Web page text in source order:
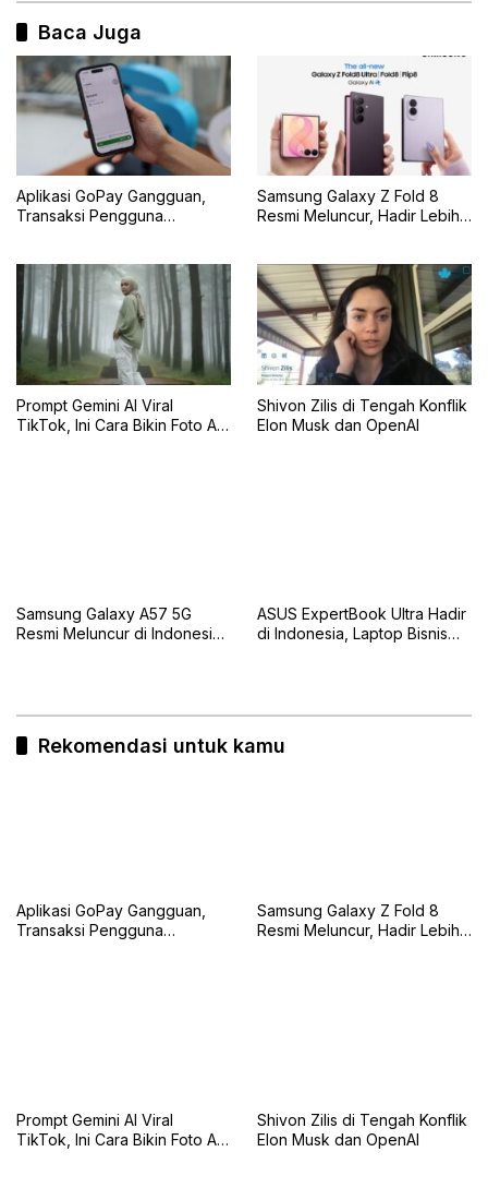
Baca Juga
Aplikasi GoPay Gangguan,
Transaksi Pengguna
Samsung Galaxy Z Fold 8
Resmi Meluncur, Hadir Lebih
Prompt Gemini AI Viral
TikTok, Ini Cara Bikin Foto AI
Shivon Zilis di Tengah Konflik
Elon Musk dan OpenAI
Samsung Galaxy A57 5G
Resmi Meluncur di Indonesia,
ASUS ExpertBook Ultra Hadir
di Indonesia, Laptop Bisnis
Rekomendasi untuk kamu
Aplikasi GoPay Gangguan,
Transaksi Pengguna
Samsung Galaxy Z Fold 8
Resmi Meluncur, Hadir Lebih
Prompt Gemini AI Viral
TikTok, Ini Cara Bikin Foto AI
Shivon Zilis di Tengah Konflik
Elon Musk dan OpenAI